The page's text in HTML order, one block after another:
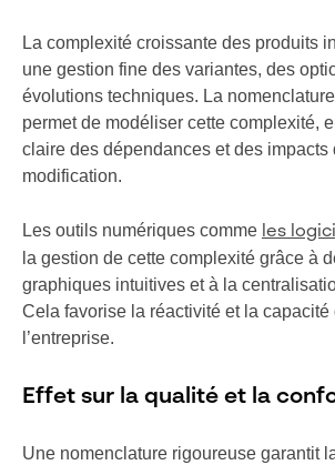
La complexité croissante des produits
une gestion fine des variantes, des
évolutions techniques. La
permet de modéliser cette complexité,
claire des dépendances et des impacts
modification.
Les outils numériques comme les
la gestion de cette complexité grâce à
graphiques intuitives et à la
Cela favorise la réactivité et la capacité
l’entreprise.
Effet sur la qualité et la
Une nomenclature rigoureuse garantit